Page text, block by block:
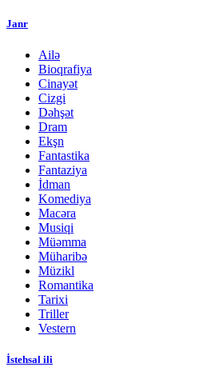
Janr
Ailə
Bioqrafiya
Cinayət
Cizgi
Dəhşət
Dram
Ekşn
Fantastika
Fantaziya
İdman
Komediya
Macəra
Musiqi
Müəmma
Müharibə
Müzikl
Romantika
Tarixi
Triller
Vestern
İstehsal ili